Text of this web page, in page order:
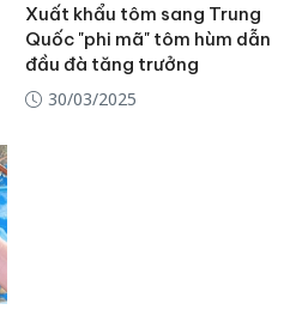
Xuất khẩu tôm sang Trung
Quốc "phi mã" tôm hùm dẫn
đầu đà tăng trưởng
30/03/2025